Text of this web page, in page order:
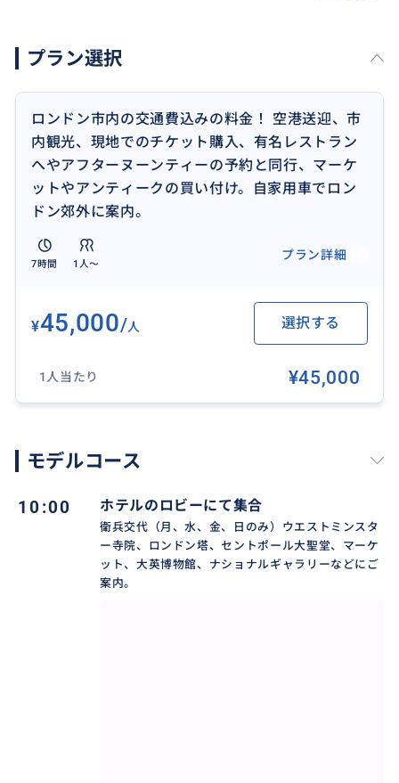
のないプランがほしい
たい
✅ 空港送迎と車窓観光をセットにして、初日から充実
させたい
✅ ロンドン郊外もじっくり楽しみたい（コッツウォル
ズ、ウィンザー、セブンシスターズなど）
■ 旅のプロとしてのバックグラウンド
トをしていました
* イギリス人の夫、年子の大学生の娘、ティーンの息子
た。
* 趣味はドライブ旅。訪れた場所をもとに英国文化やス
ポット紹介のライター活動もしています
■ ご案内できる場所（一部のみ記載。記載されていな
い場所もお気軽にお問い合わせください）
プラン選択
ロンドン市内の交通費込みの料金！ 空港送迎、市
内観光、現地でのチケット購入、有名レストラン
へやアフターヌーンティーの予約と同行、マーケ
ットやアンティークの買い付け。自家用車でロン
ドン郊外に案内。
7時間 1人〜
プラン詳細
¥45,000/人 選択する
1人当たり ¥45,000
モデルコース
10:00 ホテルのロビーにて集合
衛兵交代（月、水、金、日のみ）ウエストミンスタ
ー寺院、ロンドン塔、セントポール大聖堂、マーケ
ット、大英博物館、ナショナルギャラリーなどにご
案内。